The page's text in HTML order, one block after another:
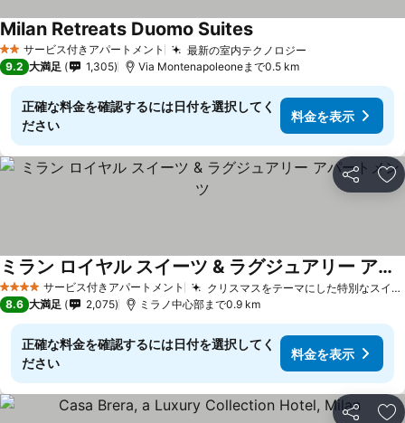
2 ホテルのランク
サービス付きアパートメント 最新の室内テクノロジー
Milan Retreats Duomo Suites
9.2 大満足 1,305 Via Montenapoleoneまで0.5 km
正確な料金を確認するには日付を選択してく
ださい
料金を表示
シェア お
4 ホテルのランクサービス付きアパートメント クリスマスをテーマにした特別なスイート
ミラン ロイヤル スイーツ & ラグジュアリー アパートメンツ
8.6 大満足 2,075 ミラノ中心部まで0.9 km
正確な料金を確認するには日付を選択してく
ださい
料金を表示